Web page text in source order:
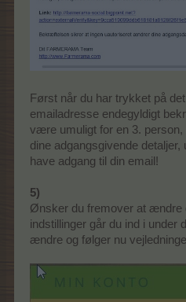
Først når du har trykket på
emailadresse endegyldigt
være umuligt for en 3.
dine adgangsgivende
have adgang til din email!
5)
Ønsker du fremover at ændre
indstillinger går du ind i under
ændre og følger nu